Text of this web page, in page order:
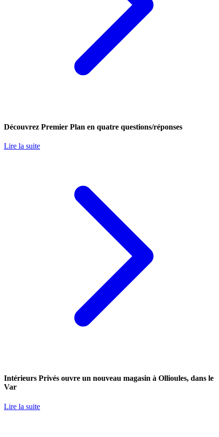
Découvrez Premier Plan en quatre questions/réponses
Lire la suite
Intérieurs Privés ouvre un nouveau magasin à Ollioules, dans le
Var
Lire la suite